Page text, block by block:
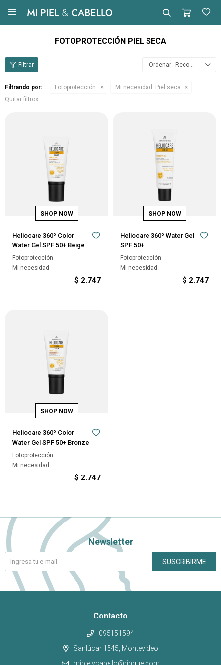

FOTOPROTECCIÓN PIEL SECA
Recomendados
Filtrando por: Fotoprotección Mi necesidad: Piel seca
Quitar filtros
Heliocare 360º Color
Water Gel SPF 50+ Beige
Fotoprotección
Mi necesidad
$ 2.747
Heliocare 360º Water Gel
SPF 50+
Fotoprotección
Mi necesidad
$ 2.747
Heliocare 360º Color
Water Gel SPF 50+ Bronze
Fotoprotección
Mi necesidad
$ 2.747
Contacto
095151594
Sanlúcar 1545, Montevideo
mipielycabello@rinque.com
Newsletter
SUSCRIBIRME